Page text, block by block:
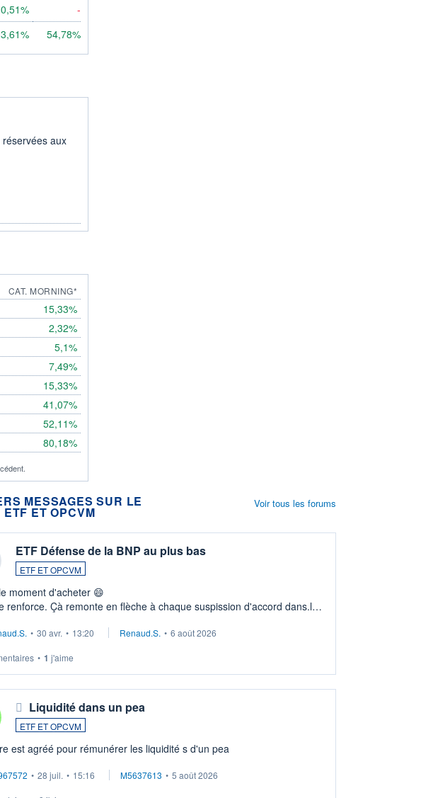
-
54,78%
aux
CAT. MORNING*
15,33%
2,32%
5,1%
7,49%
15,33%
41,07%
52,11%
80,18%
MESSAGES SUR LE
ETF ET OPCVM
ETF Défense de la BNP au plus bas
ETF ET OPCVM
moment d'acheter 😄​
renforce. Çà remonte en flèche à chaque suspission d'accord dans.la
• 30 avr. • 13:20 Renaud.S. • 6 août 2026
• 1 j'aime
Liquidité dans un pea
ETF ET OPCVM
est agréé pour rémunérer les liquidité s d'un pea
• 28 juil. • 15:16 M5637613 • 5 août 2026
Voir tous les forums